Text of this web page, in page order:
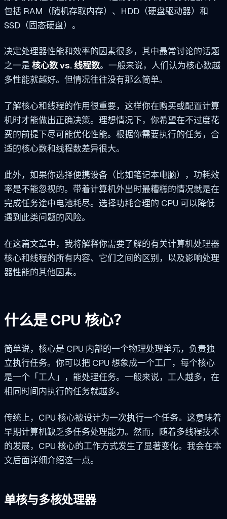
包括 RAM（随机存取内存）、HDD（硬盘驱动器）和
SSD（固态硬盘）。
决定处理器性能和效率的因素很多，其中最常讨论的话题
之一是核心数 vs. 线程数。一般来说，人们认为核心数越
多性能就越好。但情况往往没有那么简单。
了解核心和线程的作用很重要，这样你在购买或配置计算
机时才能做出正确决策。理想情况下，你希望在不过度花
费的前提下尽可能优化性能。根据你需要执行的任务，合
适的核心数和线程数差异很大。
此外，如果你选择便携设备（比如笔记本电脑），功耗效
率是不能忽视的。带着计算机外出时最糟糕的情况就是在
完成任务途中电池耗尽。选择功耗合理的 CPU 可以降低
遇到此类问题的风险。
在这篇文章中，我将解释你需要了解的有关计算机处理器
核心和线程的所有内容、它们之间的区别，以及影响处理
器性能的其他因素。
什么是 CPU 核心？
简单说，核心是 CPU 内部的一个物理处理单元，负责独
立执行任务。你可以把 CPU 想象成一个工厂，每个核心
是一个「工人」，能处理任务。一般来说，工人越多，在
相同时间内执行的任务就越多。
传统上，CPU 核心被设计为一次执行一个任务。这意味着
早期计算机缺乏多任务处理能力。然而，随着多线程技术
的发展，CPU 核心的工作方式发生了显著变化。我会在本
文后面详细介绍这一点。
单核与多核处理器